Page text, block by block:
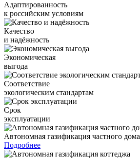
Адаптированность
к российским условиям
Качество
и надёжность
Экономическая
выгода
Соответствие
экологическим стандартам
Срок
эксплуатации
Автономная газификация частного дома
Подробнее